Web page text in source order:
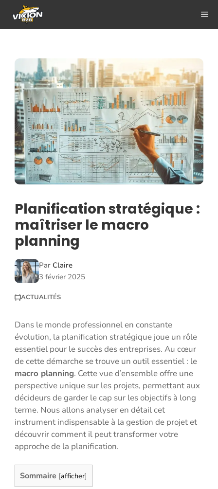
contenu
Planification stratégique :
maîtriser le macro
planning
Par Claire
3 février 2025
ACTUALITÉS
Dans le monde professionnel en constante
évolution, la planification stratégique joue un rôle
essentiel pour le succès des entreprises. Au cœur
de cette démarche se trouve un outil essentiel : le
macro planning. Cette vue d’ensemble offre une
perspective unique sur les projets, permettant aux
décideurs de garder le cap sur les objectifs à long
terme. Nous allons analyser en détail cet
instrument indispensable à la gestion de projet et
découvrir comment il peut transformer votre
approche de la planification.
Sommaire [afficher]